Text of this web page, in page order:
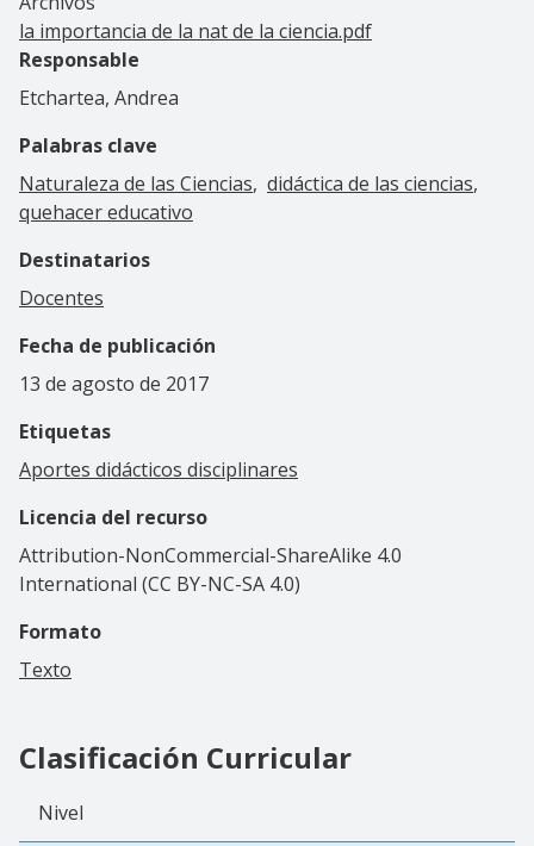
la importancia de la nat de la ciencia.pdf
Responsable
Etchartea, Andrea
Palabras clave
Naturaleza de las Ciencias didáctica de las ciencias
quehacer educativo
Destinatarios
Docentes
Fecha de publicación
13 de agosto de 2017
Etiquetas
Aportes didácticos disciplinares
Licencia del recurso
Attribution-NonCommercial-ShareAlike 4.0
International (CC BY-NC-SA 4.0)
Formato
Texto
Clasificación Curricular
Nivel